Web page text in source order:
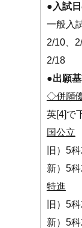
●入試
一般入
2/10、
2/18
●出願
◇併願
英[4]で
国公立
旧）5
新）5
特進
旧）5
新）5